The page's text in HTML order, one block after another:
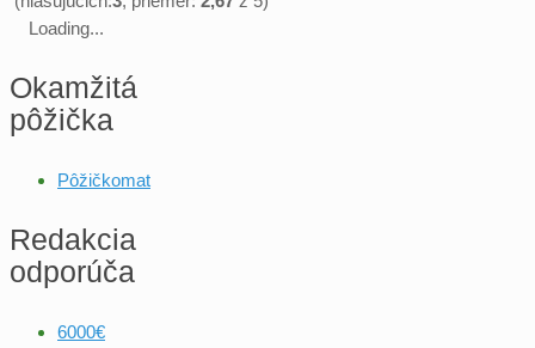
Loading...
Okamžitá
pôžička
Pôžičkomat
Redakcia
odporúča
6000€